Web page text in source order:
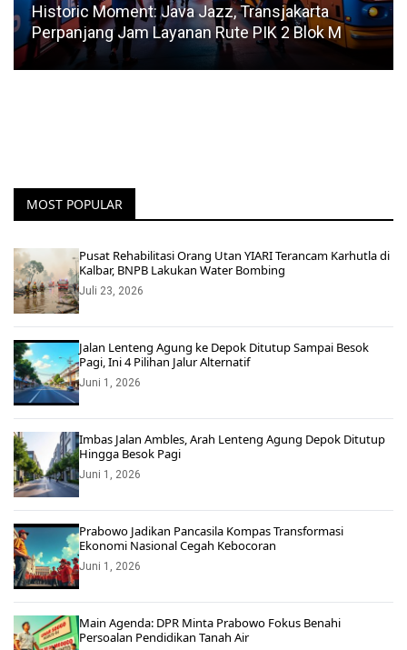
Historic Moment: Java Jazz, Transjakarta
Perpanjang Jam Layanan Rute PIK 2 Blok M
MOST POPULAR
Pusat Rehabilitasi Orang Utan YIARI Terancam Karhutla di
Kalbar, BNPB Lakukan Water Bombing
Juli 23, 2026
Jalan Lenteng Agung ke Depok Ditutup Sampai Besok
Pagi, Ini 4 Pilihan Jalur Alternatif
Juni 1, 2026
Imbas Jalan Ambles, Arah Lenteng Agung Depok Ditutup
Hingga Besok Pagi
Juni 1, 2026
Prabowo Jadikan Pancasila Kompas Transformasi
Ekonomi Nasional Cegah Kebocoran
Juni 1, 2026
Main Agenda: DPR Minta Prabowo Fokus Benahi
Persoalan Pendidikan Tanah Air